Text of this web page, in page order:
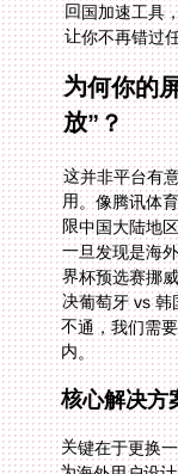
让你不再错过
为何你的
放”？
这并非平台有
用。像腾讯体
限中国大陆地
一旦发现是海
界杯预选赛挪
决葡萄牙 vs 韩
不通，我们需
内。
核心解决方
关键在于更换
为海外用户设
的VPN，而是
考量的，远不
比赛关键时刻
赛克幻灯片，
市场上琳琅满